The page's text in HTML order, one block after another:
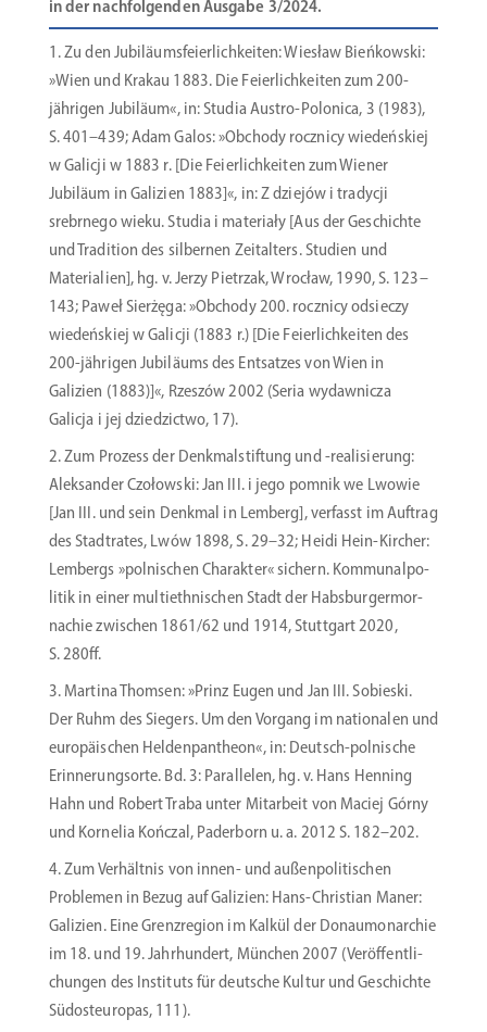
in der nachfol­genden Ausgabe 3/2024.
Zu den Jubilä­ums­fei­er­lich­keiten: Wiesław Bieńkowski:
»Wien und Krakau 1883. Die Feier­lich­keiten zum 200-
jährigen Jubiläum«, in: Studia Austro-Polonica, 3 (1983),
S. 401–439; Adam Galos: »Obchody rocznicy wiedeńskiej
w Galicji w 1883 r. [Die Feier­lich­keiten zum Wiener
Jubiläum in Galizien 1883]«, in: Z dziejów i tradycji
srebrnego wieku. Studia i materiały [Aus der Geschichte
und Tradition des silbernen Zeitalters. Studien und
Materialien], hg. v. Jerzy Pietrzak, Wrocław, 1990, S. 123–
143; Paweł Sierżęga: »Obchody 200. rocz­nicy odsieczy
wiedeńskiej w Galicji (1883 r.) [Die Feier­lich­keiten des
200-jährigen Jubiläums des Entsatzes von Wien in
Galizien (1883)]«, Rzeszów 2002 (Seria wydaw­nicza
Galicja i jej dzied­zictwo, 17).
Zum Prozess der Denkmal­stiftung und ‑reali­sierung:
Aleksander Czołowski: Jan III. i jego pomnik we Lwowie
[Jan III. und sein Denkmal in Lemberg], verfasst im Auftrag
des Stadt­rates, Lwów 1898, S. 29–32; Heidi Hein-Kircher:
Lembergs »polni­schen Charakter« sichern. Kommu­nal­po­
litik in einer multi­eth­ni­schen Stadt der Habsbur­ger­mor­
nachie zwischen 1861/62 und 1914, Stuttgart 2020,
S. 280ff.
Martina Thomsen: »Prinz Eugen und Jan III. Sobieski.
Der Ruhm des Siegers. Um den Vorgang im natio­nalen und
europäi­schen Helden­pan­theon«, in: Deutsch-polnische
Erinne­rungsorte. Bd. 3: Paral­lelen, hg. v. Hans Henning
Hahn und Robert Traba unter Mitarbeit von Maciej Górny
und Kornelia Kończal, Paderborn u. a. 2012 S. 182–202.
Zum Verhältnis von innen- und außen­po­li­ti­schen
Problemen in Bezug auf Galizien: Hans-­Christian Maner:
Galizien. Eine Grenz­region im Kalkül der Donau­mon­archie
im 18. und 19. Jahrhundert, München 2007 (Veröf­fent­li­
chungen des Instituts für deutsche Kultur und Geschichte
Südost­eu­ropas, 111).